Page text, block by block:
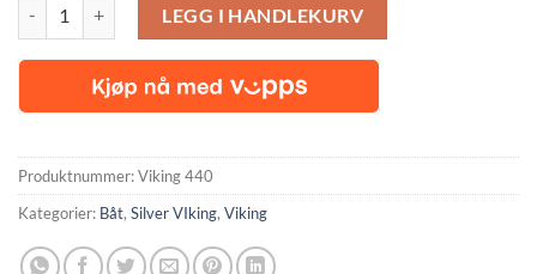
LEGG I HANDLEKURV
Produktnummer:Viking 440
Kategorier: Båt, Silver VIking, Viking